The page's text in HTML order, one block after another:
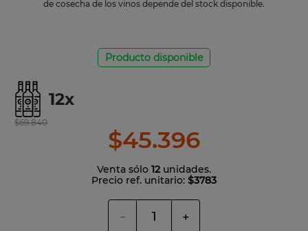
de cosecha de los vinos depende del stock disponible.
Producto disponible
12x
$45.396
$69.840
Venta sólo 12 unidades.
Precio ref. unitario: $3783
＋
－